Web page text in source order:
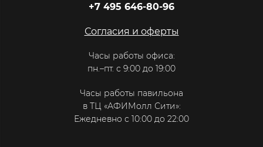
+7 495 646-80-96
Согласия и оферты
Часы работы офиса:
пн.–пт. с 9:00 до 19:00
Часы работы павильона
в ТЦ «АФИМолл Сити»:
Ежедневно с 10:00 до 22:00